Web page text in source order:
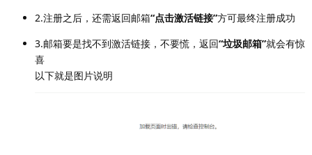
2.注册之后，还需返回邮箱“点击激活链接”方可最终注册成功
3.邮箱要是找不到激活链接，不要慌，返回“垃圾邮箱”就会有惊
喜
以下就是图片说明